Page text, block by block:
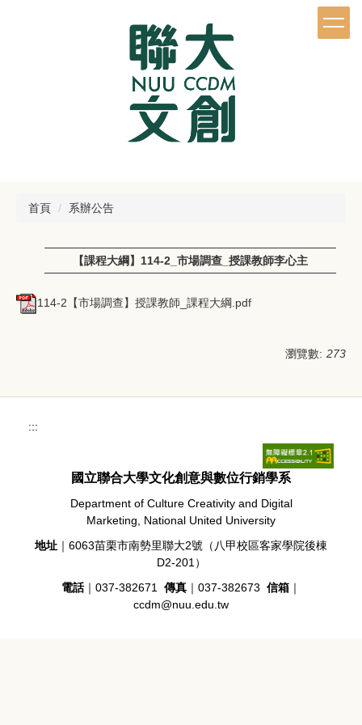
首頁 系辦公告
【課程大綱】114-2_市場調查_授課教師李心主
114-2【市場調查】授課教師_課程大綱.pdf
瀏覽數: 273
:::
國立聯合大學文化創意與數位行銷學系
Department of Culture Creativity and Digital
Marketing, National United University
地址 ｜6063苗栗市南勢里聯大2號（八甲校區客家學院後棟
D2-201）
電話｜037-382671 傳真 ｜037-382673 信箱 ｜
ccdm@nuu.edu.tw